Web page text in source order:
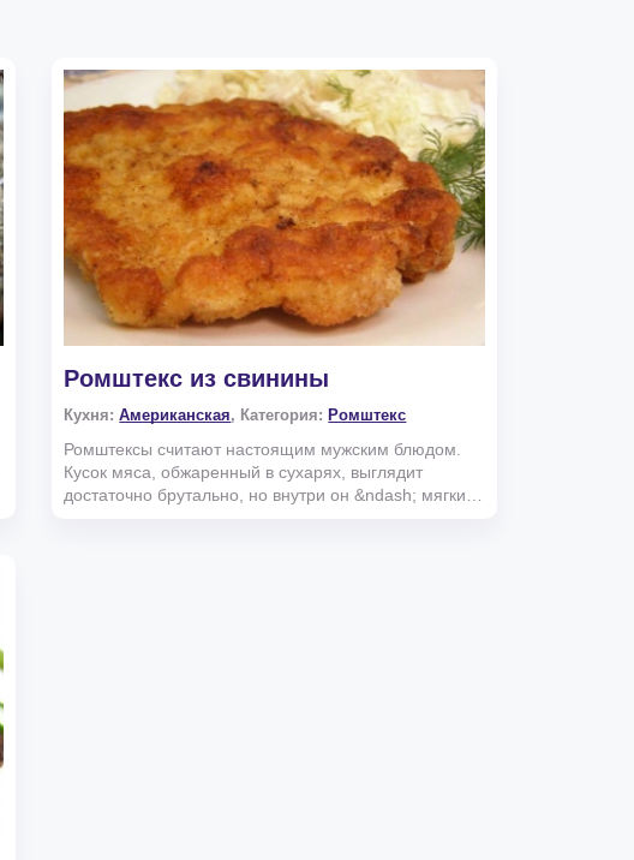
Ромштекс из свинины
Кухня:Американская, Категория: Ромштекс
Ромштексы считают настоящим мужским блюдом.
Кусок мяса, обжаренный в сухарях, выглядит
достаточно брутально, но внутри он &ndash; мягкий